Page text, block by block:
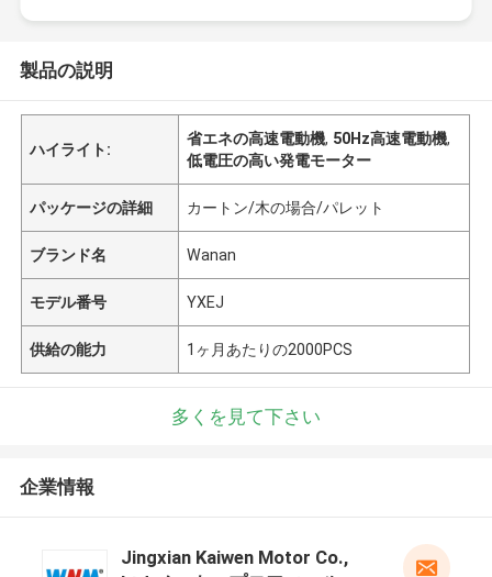
製品の説明
ハイライト:
省エネの高速電動機, 50Hz高速電動機,
低電圧の高い発電モーター
パッケージの詳細 カートン/木の場合/パレット
ブランド名 Wanan
モデル番号 YXEJ
供給の能力 1ヶ月あたりの2000PCS
多くを見て下さい
企業情報
Jingxian Kaiwen Motor Co.,